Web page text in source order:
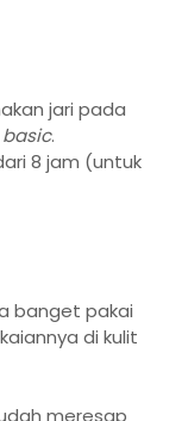
jari pada
.
8 jam (untuk
banget pakai
di kulit
meresap